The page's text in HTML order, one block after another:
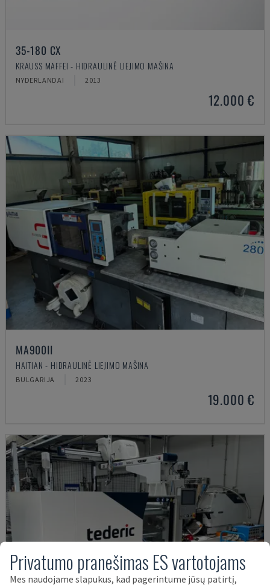
35-180 CX
KRAUSS MAFFEI - HIDRAULINĖ LIEJIMO MAŠINA
NYDERLANDAI 2013
12.000 €
MA900ІІ
HAITIAN - HIDRAULINĖ LIEJIMO MAŠINA
BULGARIJA 2023
19.000 €
Privatumo pranešimas ES vartotojams
Mes naudojame slapukus, kad pagerintume jūsų patirtį,